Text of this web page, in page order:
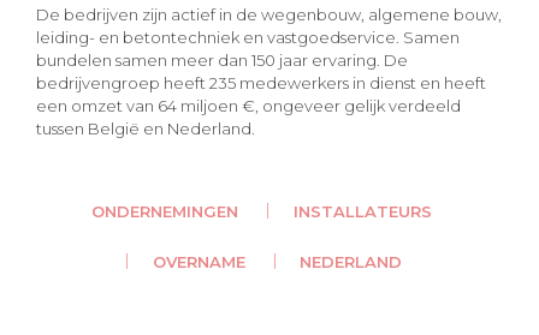
De bedrijven zijn actief in de wegenbouw, algemene bouw,
leiding- en betontechniek en vastgoedservice. Samen
bundelen samen meer dan 150 jaar ervaring. De
bedrijvengroep heeft 235 medewerkers in dienst en heeft
een omzet van 64 miljoen €, ongeveer gelijk verdeeld
tussen België en Nederland.
ONDERNEMINGEN INSTALLATEURS
OVERNAME NEDERLAND